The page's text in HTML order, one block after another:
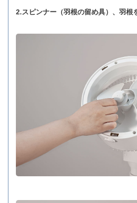
2.スピンナー（羽根の留め具）、羽根